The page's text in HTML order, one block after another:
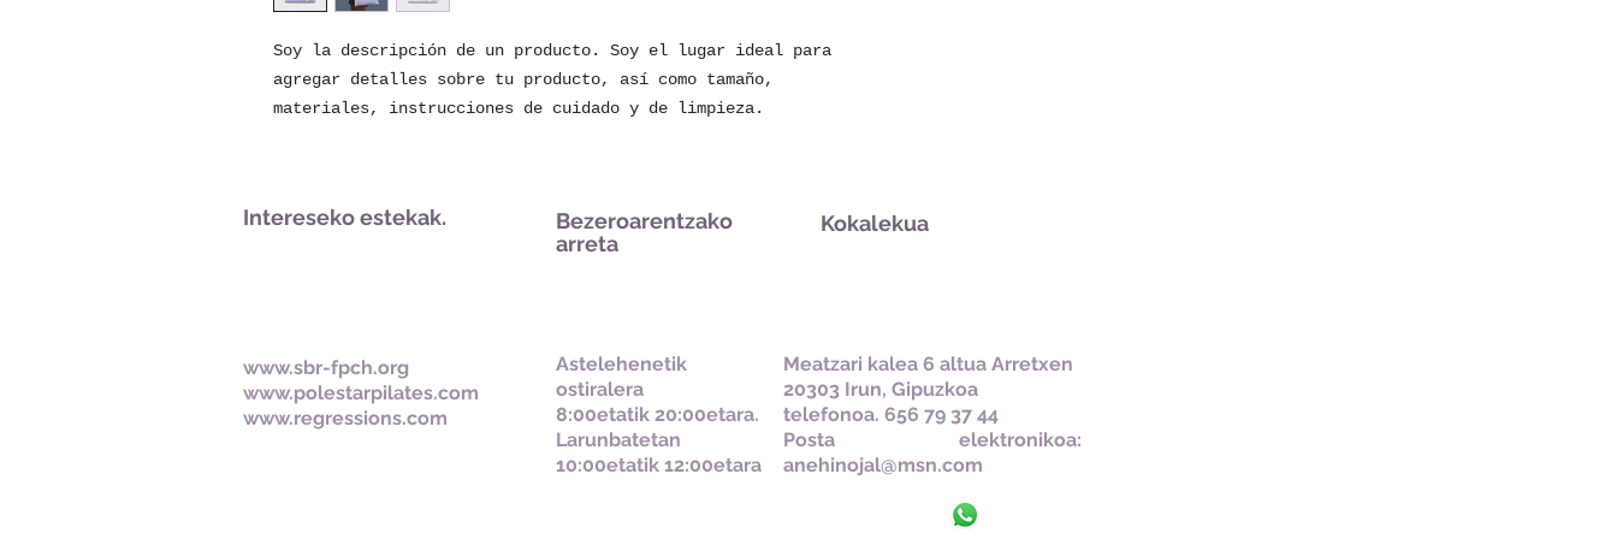
Soy la descripción de un producto. Soy el lugar ideal para
agregar detalles sobre tu producto, así como tamaño,
materiales, instrucciones de cuidado y de limpieza.
Intereseko estekak.
www.sbr-fpch.org
www.polestarpilates.com
www.regressions.com
Bezeroarentzako
arreta
Astelehenetik
ostiralera
8:00etatik 20:00etara.
Larunbatetan
10:00etatik 12:00etara
Kokalekua
Meatzari kalea 6 altua Arretxen
20303 Irun, Gipuzkoa
telefonoa. 656 79 37 44
Posta elektronikoa:
anehinojal@msn.com